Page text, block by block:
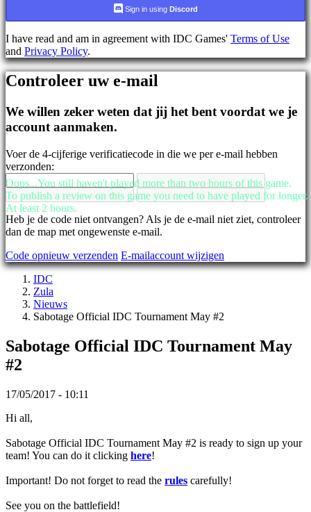
BS
DA
DE
EL
EN
FI
FR
HR
JA
KO
NL
NO
PL
PT
RO
SR
SV
De
De
Gameplay
In-
evenementen
Media
Sign in using Discord
I have read and am in agreement with IDC Games' Terms of Use
and Privacy Policy.
Controleer uw e-mail
We willen zeker weten dat jij het bent voordat we je
account aanmaken.
Voer de 4-cijferige verificatiecode in die we per e-mail hebben
verzonden:
Heb je de code niet ontvangen? Als je de e-mail niet ziet, controleer
dan de map met ongewenste e-mail.
Code opnieuw verzenden E-mailaccount wijzigen
IDC
Zula
Nieuws
Sabotage Official IDC Tournament May #2
Sabotage Official IDC Tournament May
#2
17/05/2017 - 10:11
Hi all,
Sabotage Official IDC Tournament May #2 is ready to sign up your
team! You can do it clicking here!
Important! Do not forget to read the rules carefully!
See you on the battlefield!
Oops...You still haven't played more than two hours of this game.
To publish a review on this game you need to have played for
At least 2 hours.